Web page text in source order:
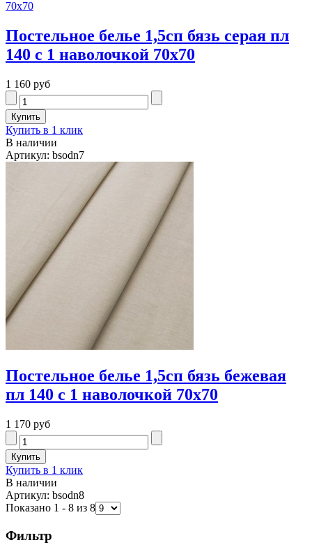
Постельное белье 1,5сп бязь серая пл
140 с 1 наволочкой 70х70
1 160 руб
Купить в 1 клик
В наличии
Артикул: bsodn7
Постельное белье 1,5сп бязь бежевая
пл 140 с 1 наволочкой 70х70
1 170 руб
Купить в 1 клик
В наличии
Артикул: bsodn8
Показано 1 - 8 из 8
Фильтр